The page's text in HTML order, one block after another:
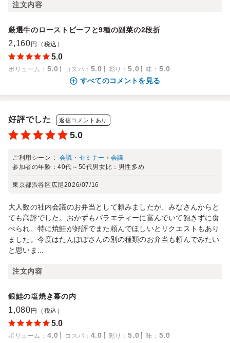
注文内容
厳選牛のローストビーフと9種の副菜の2段折
2,160 円（税込）
5.0
ボリューム ： 5.0 コスパ ： 5.0 彩り ：5.0 味 ： 5.0
すべてのコメントを見る
好評でした 返信コメントあり
5.0
ご利用シーン： 会議・セミナー › 会議
参加者の年齢：40代～50代男女比： 男性多め
東京都渋谷区広尾2026/07/16
大人数の社内会議のお弁当として頼みましたが、みなさんからと
ても高評でした。おかずもバラエティーに富んでいて飽きずに食
べられ、特に焼鮭が好評でまた頼んでほしいとリクエストもあり
ました。今度はたんぽぽさんの別の種類のお弁当も頼んでみたい
と思いま...
注文内容
銀鮭の塩焼き幕の内
1,080 円（税込）
5.0
ボリューム ： 4.0 コスパ ： 4.0 彩り ：5.0 味 ： 5.0